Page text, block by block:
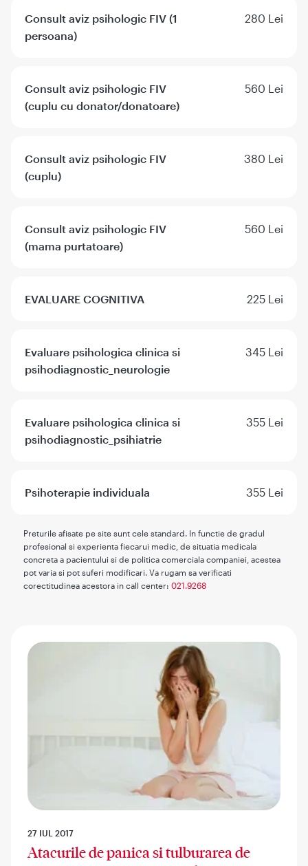
Consult aviz psihologic FIV (1
persoana)
280 Lei
Consult aviz psihologic FIV
(cuplu cu donator/donatoare)
560 Lei
Consult aviz psihologic FIV
(cuplu)
380 Lei
Consult aviz psihologic FIV
(mama purtatoare)
560 Lei
EVALUARE COGNITIVA 225 Lei
Evaluare psihologica clinica si
psihodiagnostic_neurologie
345 Lei
Evaluare psihologica clinica si
psihodiagnostic_psihiatrie
355 Lei
Psihoterapie individuala 355 Lei
Preturile afisate pe site sunt cele standard. In functie de gradul
profesional si experienta fiecarui medic, de situatia medicala
concreta a pacientului si de politica comerciala companiei, acestea
pot varia si pot suferi modificari. Va rugam sa verificati
corectitudinea acestora in call center: 021.9268
27 IUL 2017
Atacurile de panica si tulburarea de